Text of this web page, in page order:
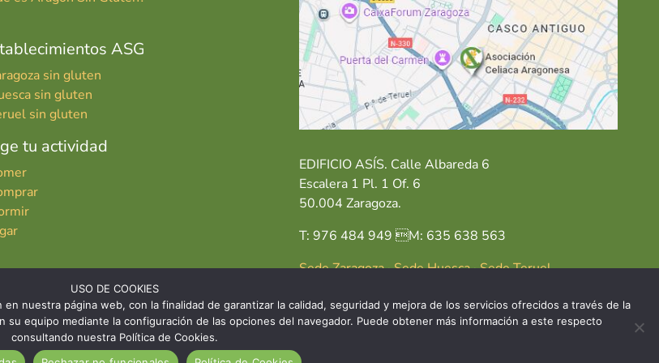
ASG
sin gluten
sin gluten
sin gluten
tu actividad
EDIFICIO ASÍS. Calle Albareda 6
Escalera 1 Pl. 1 Of. 6
50.004 Zaragoza.
T: 976 484 949 M: 635 638 563
Sede Zaragoza·Sede Huesca·Sede Teruel
USO DE COOKIES
nuestra página web, con la finalidad de garantizar la calidad, seguridad y mejora de los servicios ofrecidos a través de la
su equipo mediante la configuración de las opciones del navegador. Puede obtener más información a este respecto
consultando nuestra Política de Cookies.